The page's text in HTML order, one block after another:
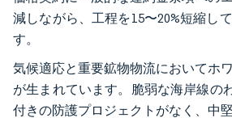
減しながら、工程を15〜20%短縮し
す。
気候適応と重要鉱物物流においてホ
が生まれています。脆弱な海岸線の
付きの防護プロジェクトがなく、中